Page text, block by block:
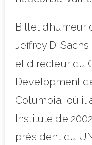
Billet
Jeffrey D.
et directeur du
Development
Columbia, où il
Institute de
président du